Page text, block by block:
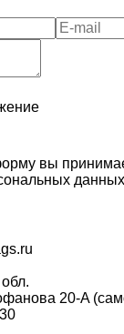
вы
20-A